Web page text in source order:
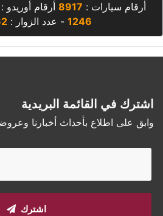
أرقام سيارات : 8917 أرقام أوريدو :
1246 - عدد الزوار :
اشترك في القائمة البريدية
وابق على اطلاع بأحداث أخبارنا
اشترك